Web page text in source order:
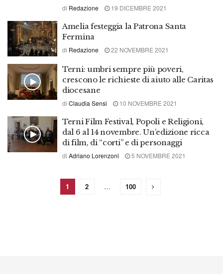
di Redazione 19 DICEMBRE 2021
Amelia festeggia la Patrona Santa
Fermina
di Redazione 22 NOVEMBRE 2021
Terni: umbri sempre più poveri,
crescono le richieste di aiuto alle Caritas
diocesane
di Claudia Sensi 10 NOVEMBRE 2021
Terni Film Festival, Popoli e Religioni,
dal 6 al 14 novembre. Un’edizione ricca
di film, di “corti” e di personaggi
di Adriano Lorenzoni 5 NOVEMBRE 2021
1 2 … 100